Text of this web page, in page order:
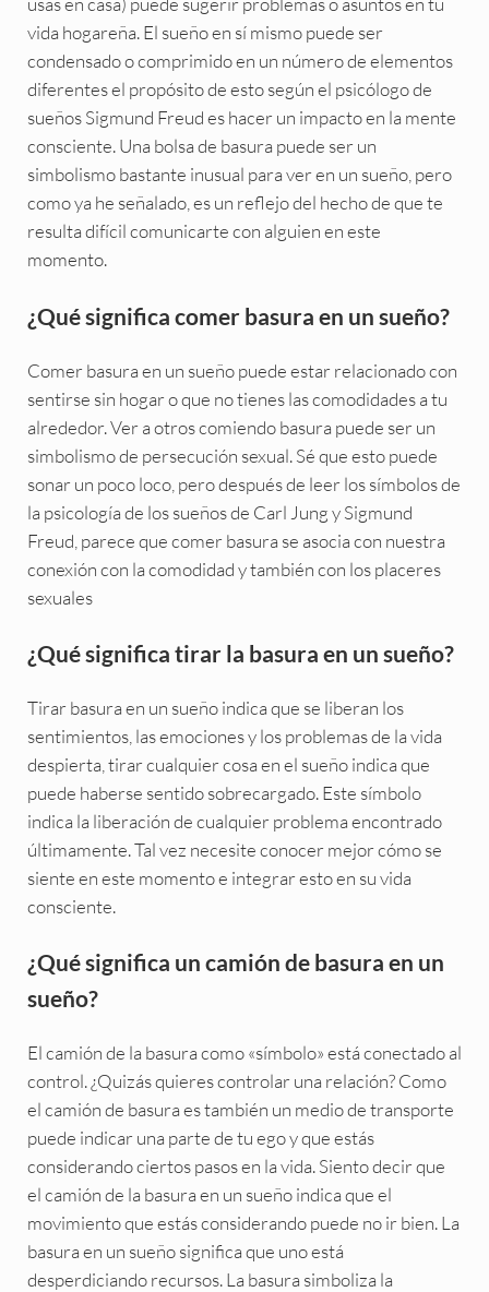
vida hogareña. El sueño en sí mismo puede ser
condensado o comprimido en un número de elementos
diferentes el propósito de esto según el psicólogo de
sueños Sigmund Freud es hacer un impacto en la mente
consciente. Una bolsa de basura puede ser un
simbolismo bastante inusual para ver en un sueño, pero
como ya he señalado, es un reflejo del hecho de que te
resulta difícil comunicarte con alguien en este
momento.
¿Qué significa comer basura en un sueño?
Comer basura en un sueño puede estar relacionado con
sentirse sin hogar o que no tienes las comodidades a tu
alrededor. Ver a otros comiendo basura puede ser un
simbolismo de persecución sexual. Sé que esto puede
sonar un poco loco, pero después de leer los símbolos de
la psicología de los sueños de Carl Jung y Sigmund
Freud, parece que comer basura se asocia con nuestra
conexión con la comodidad y también con los placeres
sexuales
¿Qué significa tirar la basura en un sueño?
Tirar basura en un sueño indica que se liberan los
sentimientos, las emociones y los problemas de la vida
despierta, tirar cualquier cosa en el sueño indica que
puede haberse sentido sobrecargado. Este símbolo
indica la liberación de cualquier problema encontrado
últimamente. Tal vez necesite conocer mejor cómo se
siente en este momento e integrar esto en su vida
consciente.
¿Qué significa un camión de basura en un
sueño?
El camión de la basura como «símbolo» está conectado al
control. ¿Quizás quieres controlar una relación? Como
el camión de basura es también un medio de transporte
puede indicar una parte de tu ego y que estás
considerando ciertos pasos en la vida. Siento decir que
el camión de la basura en un sueño indica que el
movimiento que estás considerando puede no ir bien. La
basura en un sueño significa que uno está
desperdiciando recursos. La basura simboliza la